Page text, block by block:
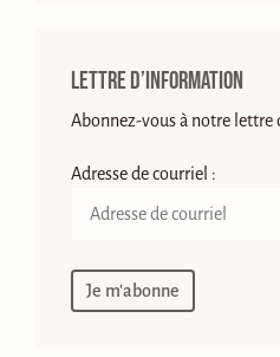
Lettre d’information
Abonnez-vous à notre
Adresse de courriel :